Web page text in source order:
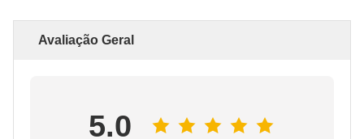
Avaliação Geral
5.0